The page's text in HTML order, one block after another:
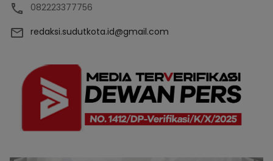
082223377756
redaksi.sudutkota.id@gmail.com